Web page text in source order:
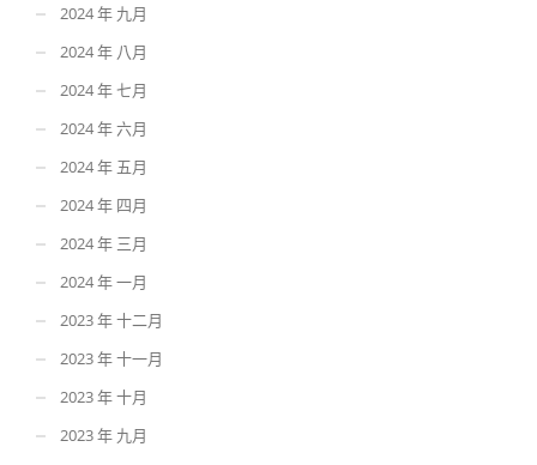
2024 年 九月
2024 年 八月
2024 年 七月
2024 年 六月
2024 年 五月
2024 年 四月
2024 年 三月
2024 年 一月
2023 年 十二月
2023 年 十一月
2023 年 十月
2023 年 九月